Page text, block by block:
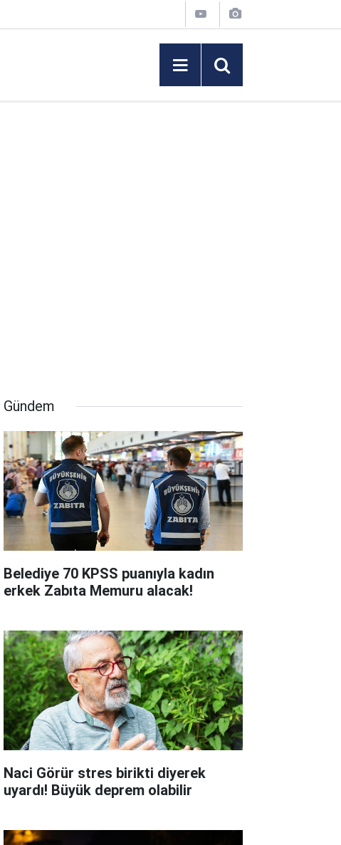
Gündem
Belediye 70 KPSS puanıyla kadın
erkek Zabıta Memuru alacak!
Naci Görür stres birikti diyerek
uyardı! Büyük deprem olabilir